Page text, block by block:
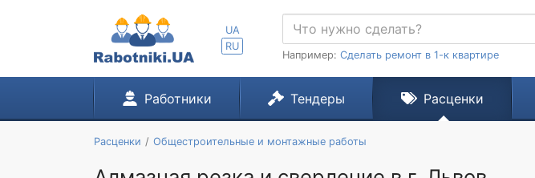
UA
RU
Например: Сделать ремонт в 1-к квартире
Работники Тендеры Расценки
Расценки Общестроительные и монтажные работы